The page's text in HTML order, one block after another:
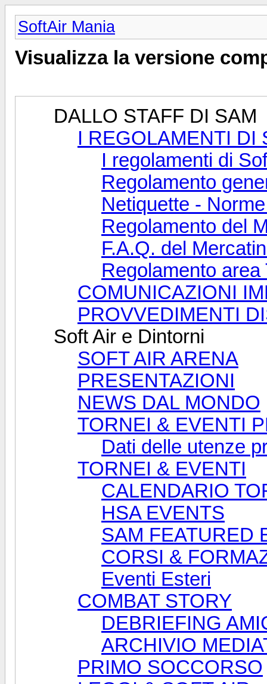
SoftAir Mania
Visualizza la versione
DALLO STAFF DI SAM
I REGOLAMENTI DI
I regolamenti di
Regolamento
Netiquette -
Regolamento del
F.A.Q. del
Regolamento area
COMUNICAZIONI
PROVVEDIMENTI
Soft Air e Dintorni
SOFT AIR ARENA
PRESENTAZIONI
NEWS DAL MONDO
TORNEI & EVENTI
Dati delle utenze
TORNEI & EVENTI
CALENDARIO
HSA EVENTS
SAM FEATURED
CORSI &
Eventi Esteri
COMBAT STORY
DEBRIEFING
ARCHIVIO
PRIMO SOCCORSO